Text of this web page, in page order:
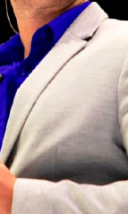
em
VER
Viaja
desde